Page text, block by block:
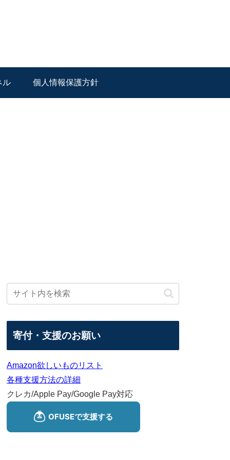
ル 個人情報保護方針
寄付・支援のお願い
Amazon欲しいものリスト
各種支援方法の詳細
クレカ/Apple Pay/Google Pay対応